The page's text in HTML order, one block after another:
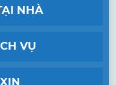
NHÀ
VỤ